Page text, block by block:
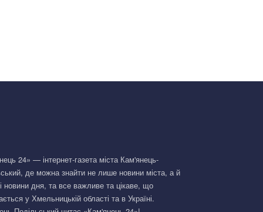
24» — інтернет-газета міста Кам'янець-
де можна знайти не лише новини міста, а й
новини дня, та все важливе та цікаве, що
у Хмельницькій області та в Україні.